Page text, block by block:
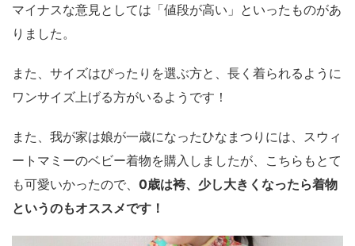
マイナスな意見としては「値段が高い」といったものがあ
りました。
また、サイズはぴったりを選ぶ方と、長く着られるように
ワンサイズ上げる方がいるようです！
また、我が家は娘が一歳になったひなまつりには、スウィ
ートマミーのベビー着物を購入しましたが、こちらもとて
も可愛いかったので、 0歳は袴、少し大きくなったら着物
というのもオススメです！